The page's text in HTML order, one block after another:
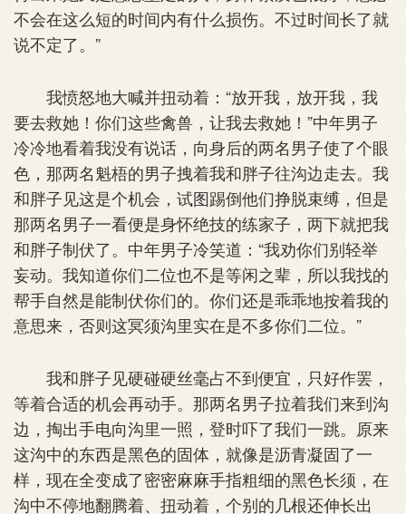
不会在这么短的时间内有什么损伤。不过时间长了就
说不定了。”
我愤怒地大喊并扭动着：“放开我，放开我，我
要去救她！你们这些禽兽，让我去救她！”中年男子
冷冷地看着我没有说话，向身后的两名男子使了个眼
色，那两名魁梧的男子拽着我和胖子往沟边走去。我
和胖子见这是个机会，试图踢倒他们挣脱束缚，但是
那两名男子一看便是身怀绝技的练家子，两下就把我
和胖子制伏了。中年男子冷笑道：“我劝你们别轻举
妄动。我知道你们二位也不是等闲之辈，所以我找的
帮手自然是能制伏你们的。你们还是乖乖地按着我的
意思来，否则这冥须沟里实在是不多你们二位。”
我和胖子见硬碰硬丝毫占不到便宜，只好作罢，
等着合适的机会再动手。那两名男子拉着我们来到沟
边，掏出手电向沟里一照，登时吓了我们一跳。原来
这沟中的东西是黑色的固体，就像是沥青凝固了一
样，现在全变成了密密麻麻手指粗细的黑色长须，在
沟中不停地翻腾着、扭动着，个别的几根还伸长出